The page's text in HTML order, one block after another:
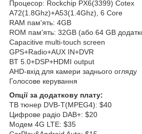
Процесор: Rockchip PX6(3399) Cotex
A72(1.8Ghz)+A53(1.4Ghz), 6 Core
RAM пам'ять: 4GB
ROM пам'ять: 32GB (або 64 GB
Capacitive multi-touch screen
GPS+Radio+AUX IN+DVR
BT 5.0+DSP+HDMI output
AHD-вхід для камери заднього огляду
Голосове керування
Опції за додаткову плату:
ТВ тюнер DVB-T(MPEG4): $40
Цифрове радіо DAB+: $20
Модем 4G LTE: $35